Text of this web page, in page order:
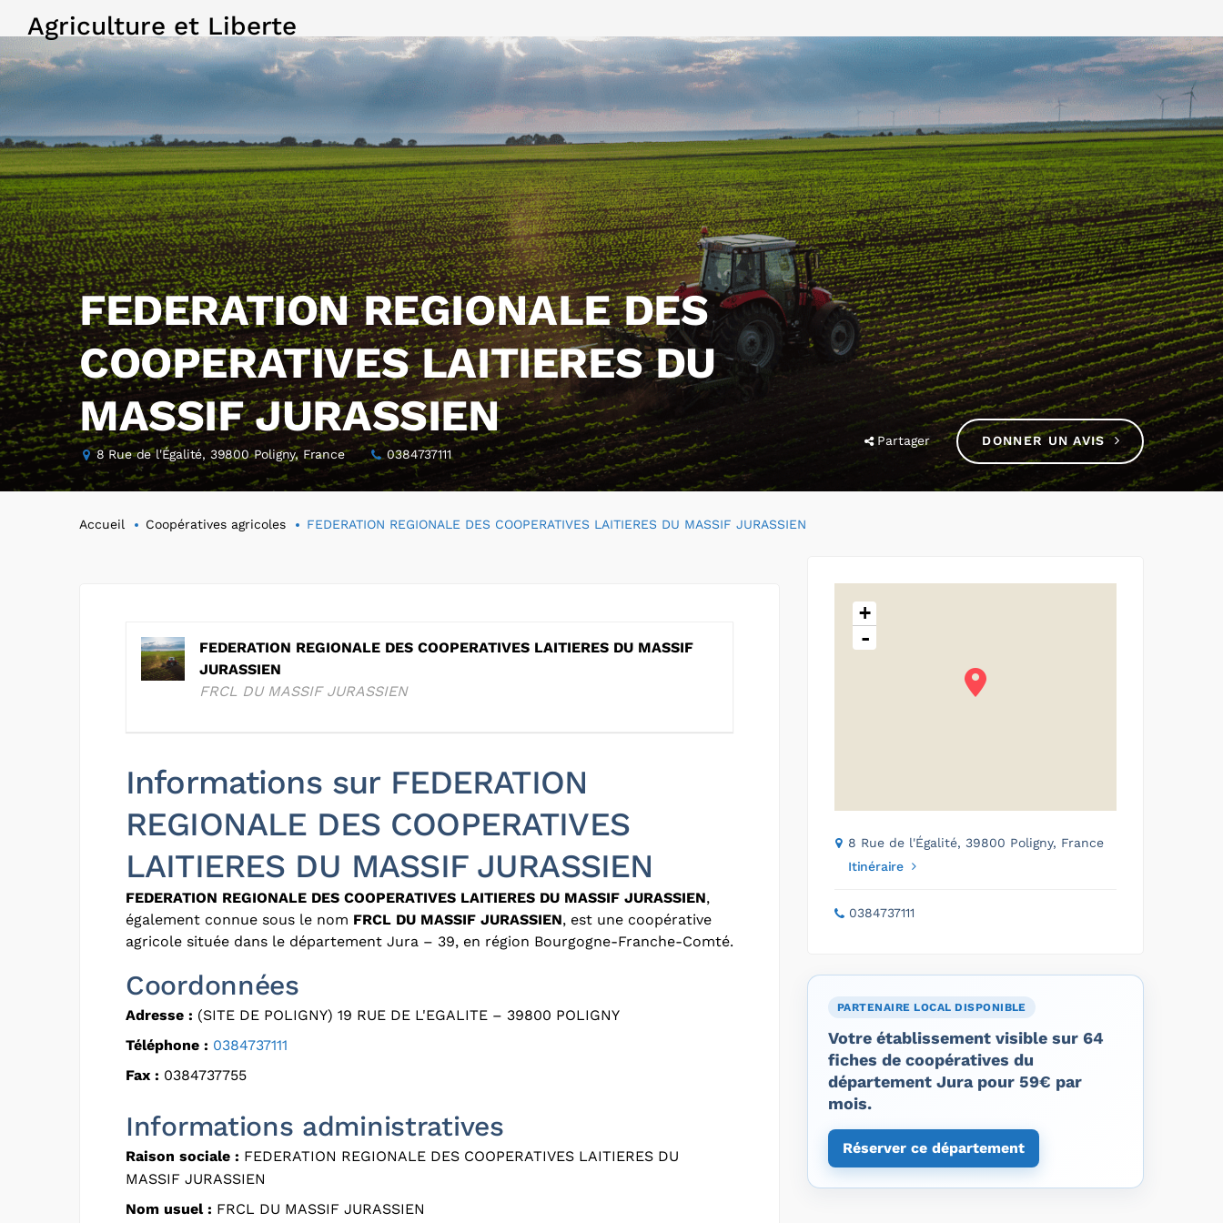
Agriculture et Liberte
FEDERATION REGIONALE DES
COOPERATIVES LAITIERES DU
MASSIF JURASSIEN
8 Rue de l'Égalité, 39800 Poligny, France 0384737111
Partager DONNER UN AVIS
Accueil Coopératives agricoles FEDERATION REGIONALE DES COOPERATIVES LAITIERES DU MASSIF JURASSIEN
FEDERATION REGIONALE DES COOPERATIVES LAITIERES DU MASSIF
JURASSIEN
FRCL DU MASSIF JURASSIEN
Informations sur FEDERATION
REGIONALE DES COOPERATIVES
LAITIERES DU MASSIF JURASSIEN
FEDERATION REGIONALE DES COOPERATIVES LAITIERES DU MASSIF JURASSIEN,
également connue sous le nom FRCL DU MASSIF JURASSIEN, est une coopérative
agricole située dans le département Jura – 39, en région Bourgogne-Franche-Comté.
Coordonnées
Adresse : (SITE DE POLIGNY) 19 RUE DE L'EGALITE – 39800 POLIGNY
Téléphone : 0384737111
Fax : 0384737755
Informations administratives
Raison sociale : FEDERATION REGIONALE DES COOPERATIVES LAITIERES DU
MASSIF JURASSIEN
Nom usuel : FRCL DU MASSIF JURASSIEN
+
-
8 Rue de l'Égalité, 39800 Poligny, France
Itinéraire
0384737111
PARTENAIRE LOCAL DISPONIBLE
Votre établissement visible sur 64
fiches de coopératives du
département Jura pour 59€ par
mois.
Réserver ce département